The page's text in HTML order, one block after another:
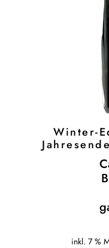
Winter-
inkl. 7 %